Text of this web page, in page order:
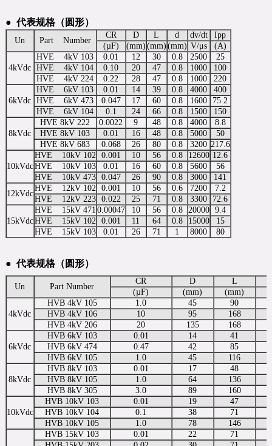
● 代表规格（圆形）
Un Part Number
CR D L d dv/dt
Ipp
(µF)
(mm) (mm) (mm) V/μs (A)
4kVdc
HVE 4kV 103 0.01 12 30 0.8 2500
25
HVE 4kV 104
0.10 20 47 0.8 1000
100
HVE 4kV 224
0.22 28 47 0.8 1000 220
6kVdc
HVE 6kV 103 0.01 14 39 0.8 4000
400
HVE 6kV 473
0.047 17 60 0.8 1600
75.2
HVE 6kV 104
0.1 24 66 0.8 1500 150
8kVdc
HVE 8kV 222 0.0022 9 48 0.8 4000
8.8
HVE 8kV 103
0.01 16 48 0.8 5000
50
HVE 8kV 683
0.068 26 80 0.8 3200 217.6
10kVdc
HVE 10kV 102 0.001 10 56 0.8 12600 12.6
HVE 10kV 103
0.01 16 60 0.8 5600
56
HVE 10kV 473
0.047 26 90 0.8 3000
141
12kVdc
HVE 12kV 102 0.001 10 56 0.6 7200
7.2
HVE 12kV 223
0.022 25 71 0.8 3300 72.6
15kVdc
HVE 15kV 471 0.00047 10 56 0.8 20000
9.4
HVE 15kV 102
0.001 11 64 0.8 15000
15
HVE 15kV 103
0.01 26 71 1 8000 80
● 代表规格（圆形）
Un Part Number
CR D
L
(µF)
(mm) (mm)
4kVdc
HVB 4kV 105 1.0 45 90
HVB 4kV 106
10 95
168
HVB 4kV 206
20 135 168
6kVdc
HVB 6kV 103 0.01 14 41
HVB 6kV 474
0.47 42 85
HVB 6kV 105
1.0 45 116
8kVdc
HVB 8kV 103 0.01 17 48
HVB 8kV 105
1.0 64
136
HVB 8kV 305
3.0 89 160
10kVdc
HVB 10kV 103 0.01 19 47
HVB 10kV 104
0.1 38 71
HVB 10kV 105
1.0 78 146
HVB 15kV 103 0.01 22 71